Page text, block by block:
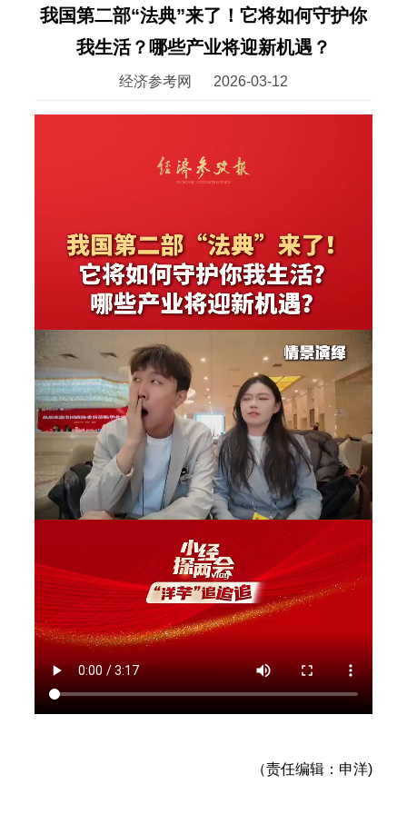
我国第二部“法典”来了！它将如何守护你
我生活？哪些产业将迎新机遇？
经济参考网 2026-03-12
（责任编辑：申洋)